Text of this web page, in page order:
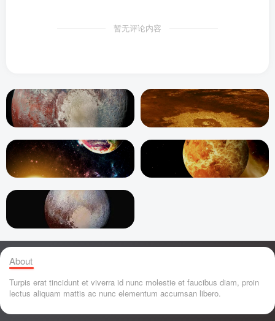
暂无评论内容
About
Turpis erat tincidunt et viverra id nunc molestie et faucibus diam, proin
lectus aliquam mattis ac nunc elementum accumsan libero.